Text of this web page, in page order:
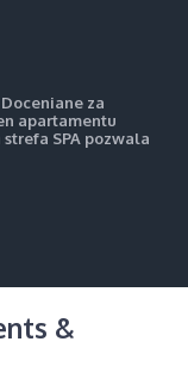
za
apartamentu
SPA pozwala
&